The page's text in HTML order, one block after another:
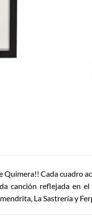
Quimera!! Cada cuadro
canción reflejada en
La Sastrería y